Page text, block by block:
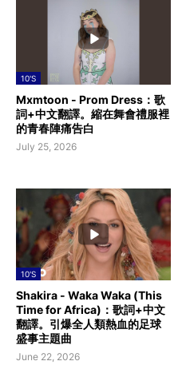
10'S
Mxmtoon - Prom Dress：歌
詞+中文翻譯。縮在舞會禮服裡
的青春陣痛告白
July 25, 2026
10'S
Shakira - Waka Waka (This
Time for Africa)：歌詞+中文
翻譯。引爆全人類熱血的足球
盛事主題曲
June 22, 2026